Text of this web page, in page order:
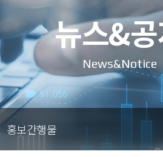
뉴스&
News&Notice
홍보간행물